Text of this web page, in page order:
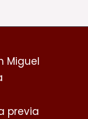
Miguel
previa